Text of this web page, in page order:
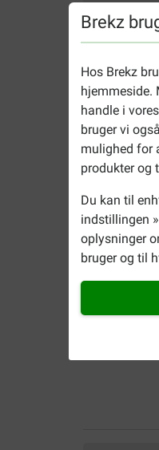
Brekz
Hos Brekz
hjemmeside.
handle i
bruger vi
mulighed for
produkter og
Du kan til
indstillingen
oplysninger
bruger og til